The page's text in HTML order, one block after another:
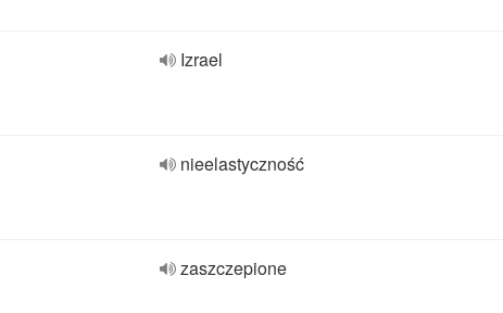
Izrael
nieelastyczność
zaszczepione